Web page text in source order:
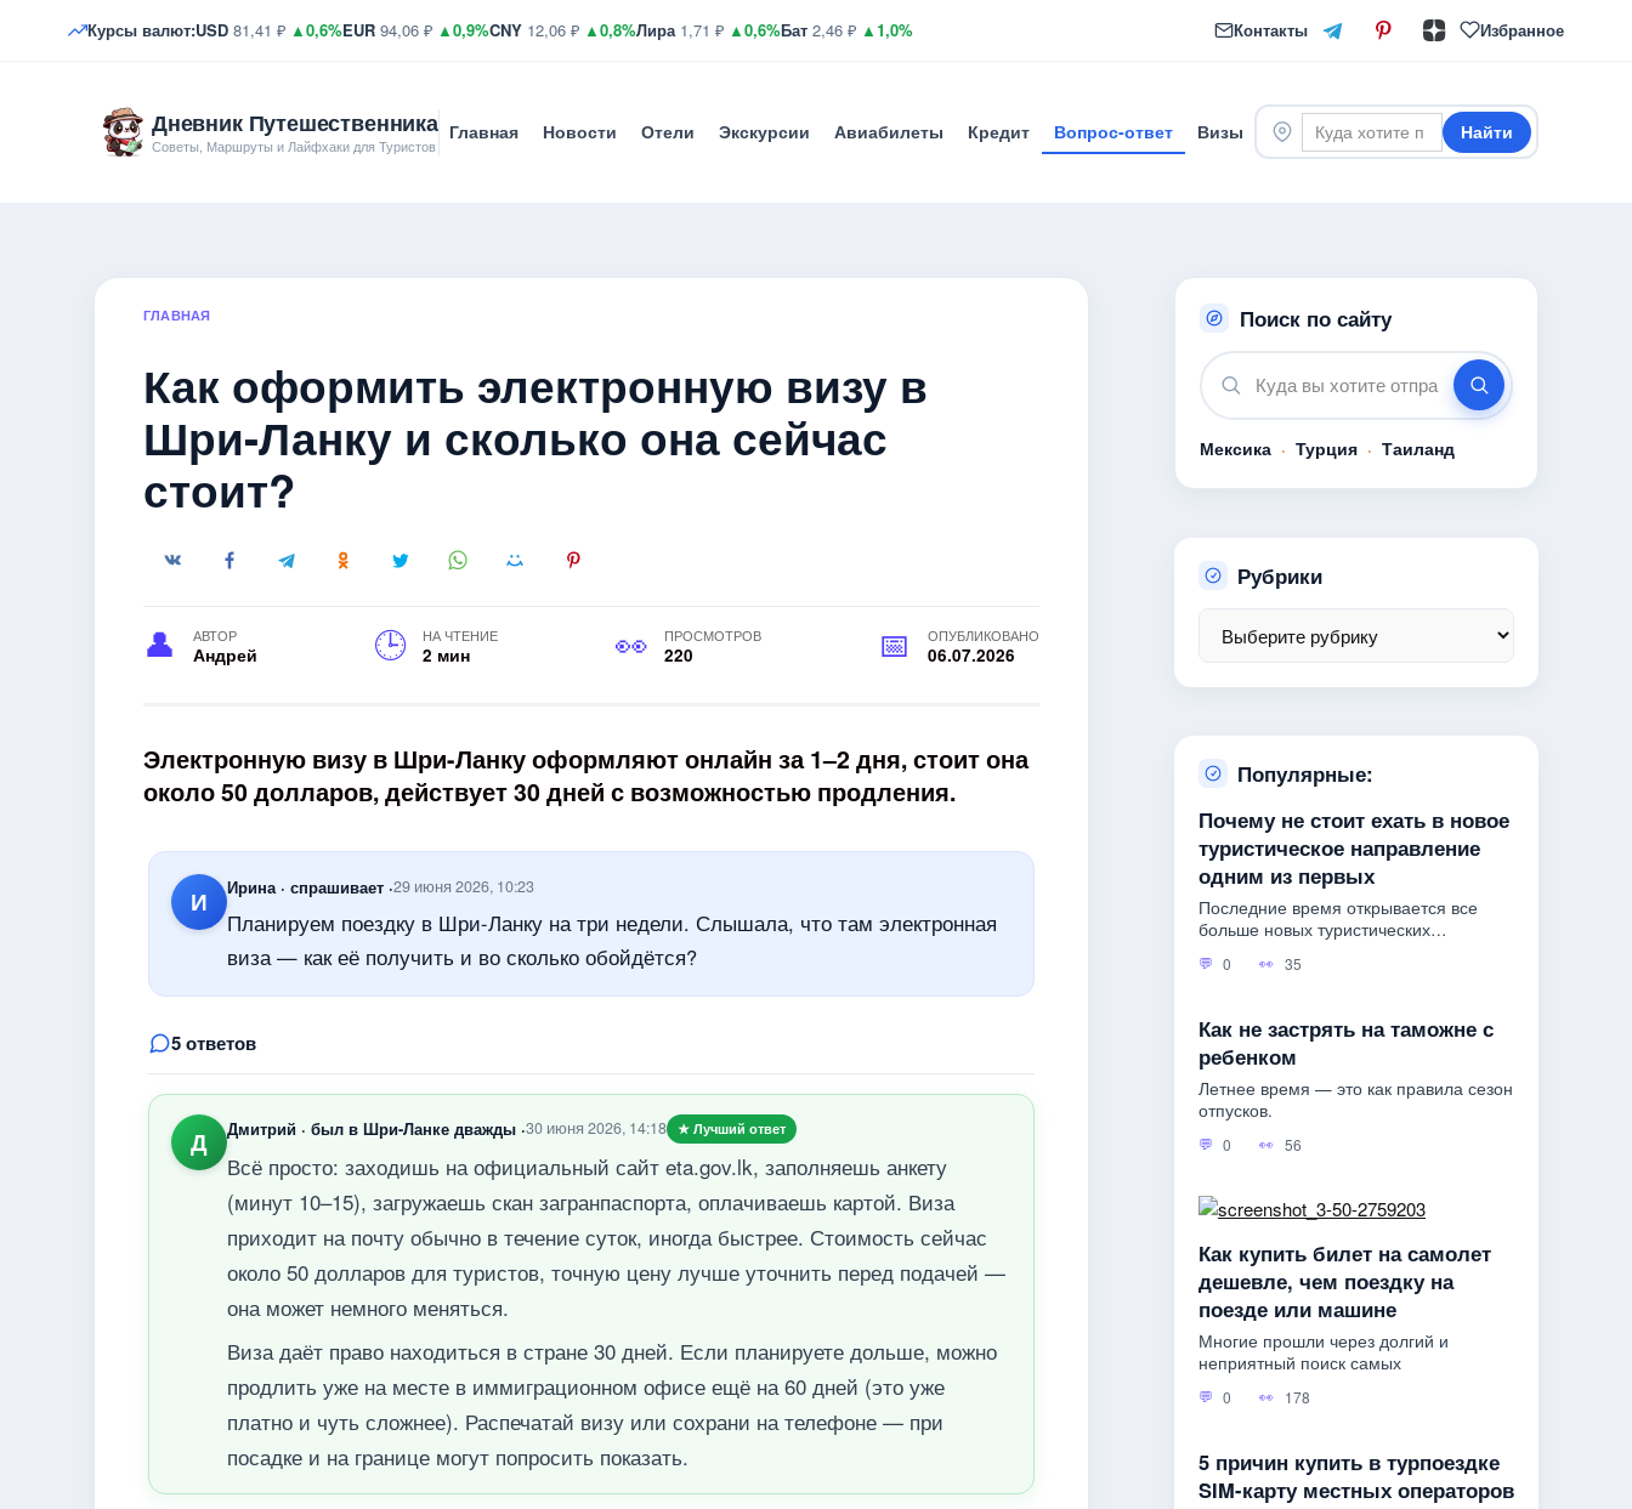
Курсы валют:USD 81,41 ₽ ▲0,6%EUR 94,06 ₽ ▲0,9%CNY 12,06 ₽ ▲0,8%Лира1,71 ₽ ▲0,6%Бат 2,46 ₽ ▲1,0% Контакты Избранное
Дневник Путешественника
Советы, Маршруты и Лайфхаки для Туристов
Главная Новости Отели Экскурсии Авиабилеты Кредит Вопрос-ответ Визы Найти
ГЛАВНАЯ
Как оформить электронную визу в
Шри-Ланку и сколько она сейчас
стоит?
АВТОР
Андрей
НА ЧТЕНИЕ
2 мин
ПРОСМОТРОВ
220
ОПУБЛИКОВАНО
06.07.2026
Электронную визу в Шри-Ланку оформляют онлайн за 1–2 дня, стоит она
около 50 долларов, действует 30 дней с возможностью продления.
И Ирина · спрашивает ·29 июня 2026, 10:23
Планируем поездку в Шри-Ланку на три недели. Слышала, что там электронная
виза — как её получить и во сколько обойдётся?
5 ответов
Д Дмитрий · был в Шри-Ланке дважды ·30 июня 2026, 14:18 ★ Лучший ответ
Всё просто: заходишь на официальный сайт eta.gov.lk, заполняешь анкету
(минут 10–15), загружаешь скан загранпаспорта, оплачиваешь картой. Виза
приходит на почту обычно в течение суток, иногда быстрее. Стоимость сейчас
около 50 долларов для туристов, точную цену лучше уточнить перед подачей —
она может немного меняться.
Виза даёт право находиться в стране 30 дней. Если планируете дольше, можно
продлить уже на месте в иммиграционном офисе ещё на 60 дней (это уже
платно и чуть сложнее). Распечатай визу или сохрани на телефоне — при
посадке и на границе могут попросить показать.
Поиск по сайту
Мексика · Турция · Таиланд
Рубрики
Популярные:
Почему не стоит ехать в новое
туристическое направление
одним из первых
Последние время открывается все
больше новых туристических
0 35
Как не застрять на таможне с
ребенком
Летнее время — это как правила сезон
отпусков.
0 56
Как купить билет на самолет
дешевле, чем поездку на
поезде или машине
Многие прошли через долгий и
неприятный поиск самых
0 178
5 причин купить в турпоездке
SIM-карту местных операторов